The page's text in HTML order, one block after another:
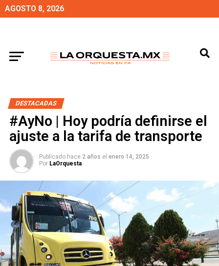
AGOSTO 8, 2026
DESTACADAS
#AyNo | Hoy podría definirse el
ajuste a la tarifa de transporte
Publicado hace 2 años el enero 14, 2025
Por LaOrquesta